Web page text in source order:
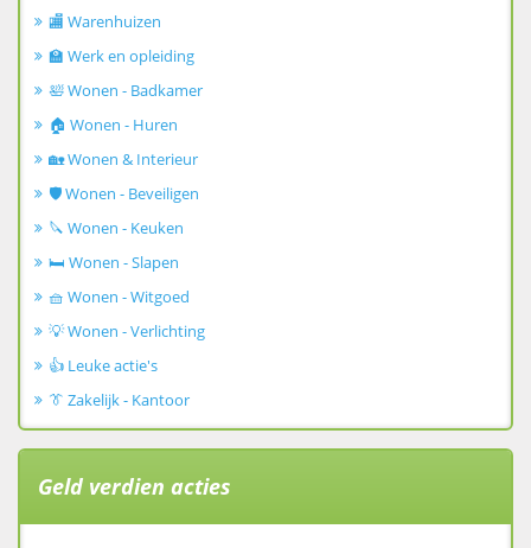
🏬 Warenhuizen
🏫 Werk en opleiding
🛀 Wonen - Badkamer
🏠 Wonen - Huren
🏡 Wonen & Interieur
🛡️ Wonen - Beveiligen
🔪 Wonen - Keuken
🛏️ Wonen - Slapen
🧺 Wonen - Witgoed
💡 Wonen - Verlichting
👍 Leuke actie's
👔 Zakelijk - Kantoor
Geld verdien acties